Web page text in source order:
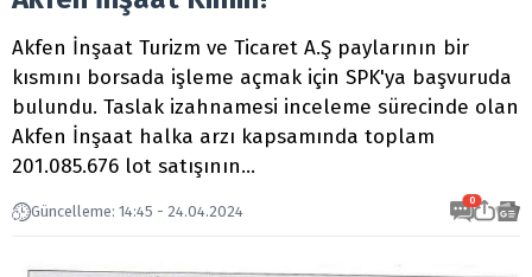
Akfen İnşaat Turizm ve Ticaret A.Ş paylarının bir
kısmını borsada işleme açmak için SPK'ya başvuruda
bulundu. Taslak izahnamesi inceleme sürecinde olan
Akfen İnşaat halka arzı kapsamında toplam
201.085.676 lot satışının...
Güncelleme: 14:45 - 24.04.2024
0